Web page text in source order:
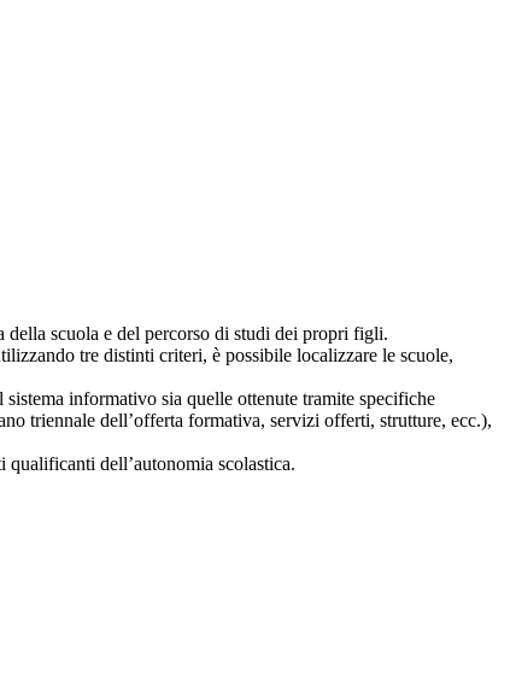
della scuola e del percorso di studi dei propri figli.
tre distinti criteri, è possibile localizzare le scuole,
informativo sia quelle ottenute tramite specifiche
triennale dell’offerta formativa, servizi offerti, strutture, ecc.),
dell’autonomia scolastica.